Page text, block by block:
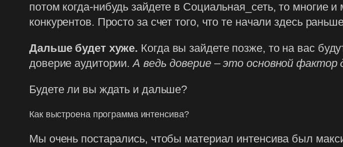
потом когда-нибудь зайдете в Социальная_сеть, то многие
конкурентов. Просто за счет того, что те начали здесь
Дальше будет хуже. Когда вы зайдете позже, то на вас
доверие аудитории.А ведь доверие –это основной фактор
Будете ли вы ждать и дальше?
Как выстроена программа интенсива?
Мы очень постарались, чтобы материал интенсива был